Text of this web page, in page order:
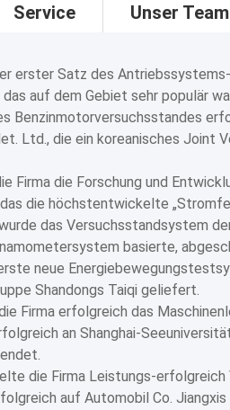
Service Unser Team
erster Satz des
auf dem Gebiet sehr populär
Benzinmotorversuchsstandes
Ltd., die ein koreanisches Joint
Firma die Forschung und
die höchstentwickelte
das Versuchsstandsystem
basierte,
neue
Shandongs Taiqi geliefert.
Firma erfolgreich das
an Shanghai-
die Firma Leistungs-
auf Automobil Co.